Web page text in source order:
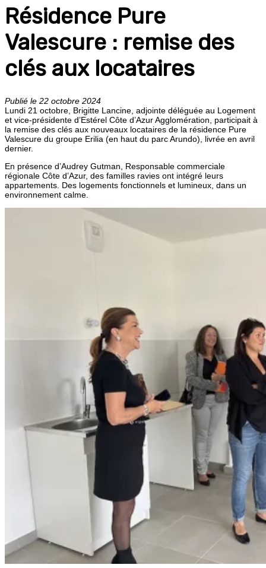
Résidence Pure
Valescure : remise des
clés aux locataires
Publié le 22 octobre 2024
Lundi 21 octobre, Brigitte Lancine, adjointe déléguée au Logement
et vice-présidente d’Estérel Côte d’Azur Agglomération, participait à
la remise des clés aux nouveaux locataires de la résidence Pure
Valescure du groupe Erilia (en haut du parc Arundo), livrée en avril
dernier.
En présence d’Audrey Gutman, Responsable commerciale
régionale Côte d’Azur, des familles ravies ont intégré leurs
appartements. Des logements fonctionnels et lumineux, dans un
environnement calme.